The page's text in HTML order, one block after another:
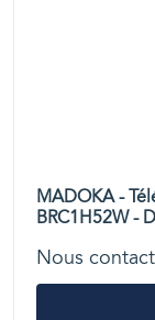
MADOKA -
BRC1H52W -
Nous